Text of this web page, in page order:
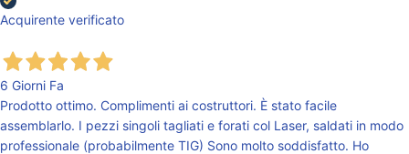
Acquirente verificato
6 Giorni Fa
Prodotto ottimo. Complimenti ai costruttori. È stato facile
assemblarlo. I pezzi singoli tagliati e forati col Laser, saldati in modo
professionale (probabilmente TIG) Sono molto soddisfatto. Ho